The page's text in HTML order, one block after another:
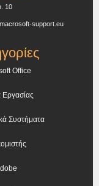
10
support.eu
Office
Συστήματα